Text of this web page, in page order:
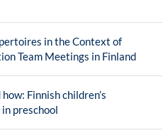
in the Context of
Team Meetings in Finland
Finnish children’s
preschool